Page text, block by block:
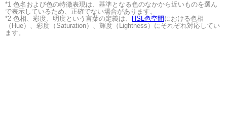
*1 色名および色の特徴表現は、基準となる色のなかから近いものを選ん
で表示しているため、正確でない場合があります。
*2 色相、彩度、明度という言葉の定義は、
HSL色空間 における色相
（Hue）、彩度（Saturation）、輝度（Lightness）にそれぞれ対応してい
ます。